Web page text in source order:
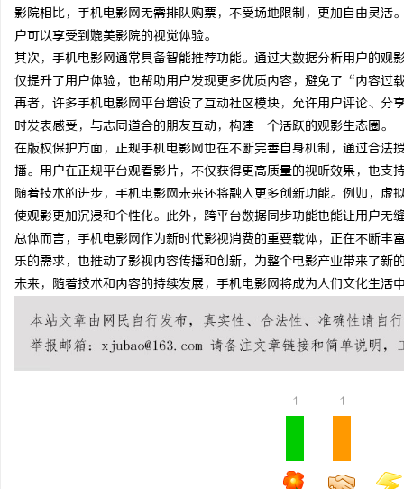
影院相比，手机电影网无需排队购票，不受场地限制，更加自由灵
户可以享受到媲美影院的视觉体验。
其次，手机电影网通常具备智能推荐功能。通过大数据分析用户的
仅提升了用户体验，也帮助用户发现更多优质内容，避免了“内容过
再者，许多手机电影网平台增设了互动社区模块，允许用户评论、
时发表感受，与志同道合的朋友互动，构建一个活跃的观影生态圈。
在版权保护方面，正规手机电影网也在不断完善自身机制，通过合
播。用户在正规平台观看影片，不仅获得更高质量的视听效果，也支
随着技术的进步，手机电影网未来还将融入更多创新功能。例如，
使观影更加沉浸和个性化。此外，跨平台数据同步功能也能让用户无
总体而言，手机电影网作为新时代影视消费的重要载体，正在不断
乐的需求，也推动了影视内容传播和创新，为整个电影产业带来了新
未来，随着技术和内容的持续发展，手机电影网将成为人们文化生
1 1
技术密集型企业的人才
师如何守住“人带技术